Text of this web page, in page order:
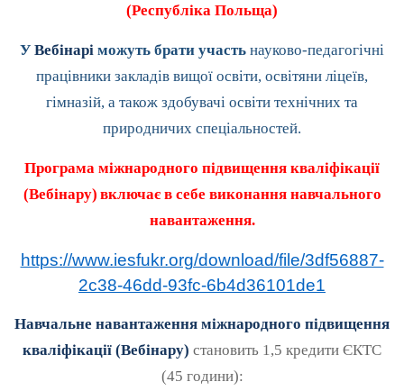
(Республіка Польща)
У Вебінарі можуть брати участь науково-педагогічні
працівники закладів вищої освіти, освітяни ліцеїв,
гімназій, а також здобувачі освіти технічних та
природничих спеціальностей.
Програма міжнародного підвищення кваліфікації
(Вебінару) включає в себе виконання навчального
навантаження.
https://www.iesfukr.org/download/file/3df56887-
2c38-46dd-93fc-6b4d36101de1
Навчальне навантаження міжнародного підвищення
кваліфікації (Вебінару) становить 1,5 кредити ЄКТС
(45 години):